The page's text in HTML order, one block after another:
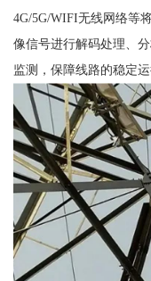
4G/5G/WIFI无线网络等
像信号进行解码处理、
监测，保障线路的稳定运